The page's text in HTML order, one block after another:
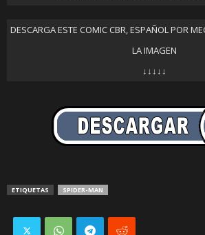
DESCARGA ESTE COMIC CBR, ESPAÑOL POR
LA IMAGEN
↓↓↓↓↓
ETIQUETAS SPIDER-MAN